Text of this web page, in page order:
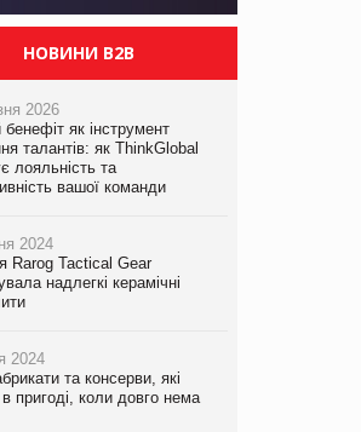
НОВИНИ B2B
2026
бенефіт як інструмент
талантів: як ThinkGlobal
лояльність та
вашої команди
2024
Rarog Tactical Gear
надлегкі керамічні
2024
та консерви, які
пригоді, коли довго нема